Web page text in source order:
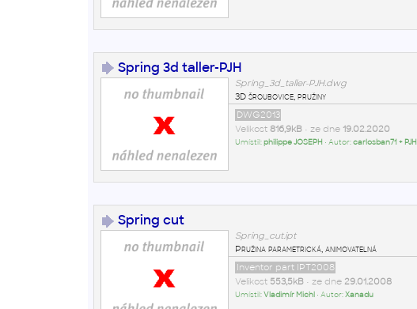
Spring 3d taller-PJH
Spring_3d_taller-PJH.dwg
3D šroubovice, pružiny
DWG2013
Velikost 816,9kB• ze dne 19.02.2020
Umístil:philippe JOSEPH • Autor:carlosban71 + PJH
Spring cut
Spring_cut.ipt
Pružina parametrická, animovatelná
Inventor part IPT2008
Velikost 553,5kB• ze dne 29.01.2008
Umístil:Vladimír Michl • Autor:Xanadu